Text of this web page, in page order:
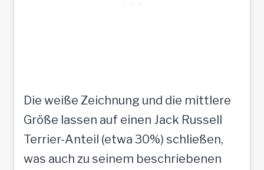
Die weiße Zeichnung und die mittlere
Größe lassen auf einen Jack Russell
Terrier-Anteil (etwa 30%) schließen,
was auch zu seinem beschriebenen